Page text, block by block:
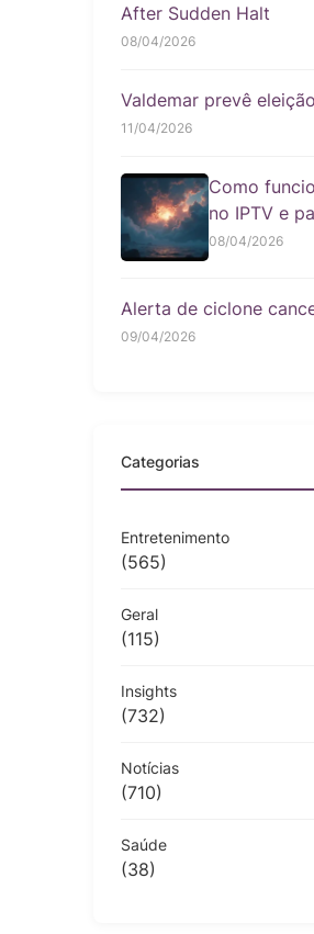
After Sudden Halt
08/04/2026
Valdemar prevê
11/04/2026
Como
no IPTV e
08/04/2026
Alerta de ciclone
09/04/2026
Categorias
Entretenimento
(565)
Geral
(115)
Insights
(732)
Notícias
(710)
Saúde
(38)